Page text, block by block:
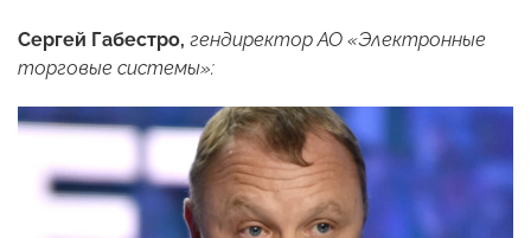
Сергей Габестро, гендиректор АО «Электронные
торговые системы»: